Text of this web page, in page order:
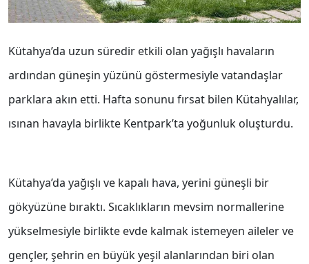
Kütahya’da uzun süredir etkili olan yağışlı havaların
ardından güneşin yüzünü göstermesiyle vatandaşlar
parklara akın etti. Hafta sonunu fırsat bilen Kütahyalılar,
ısınan havayla birlikte Kentpark’ta yoğunluk oluşturdu.
Kütahya’da yağışlı ve kapalı hava, yerini güneşli bir
gökyüzüne bıraktı. Sıcaklıkların mevsim normallerine
yükselmesiyle birlikte evde kalmak istemeyen aileler ve
gençler, şehrin en büyük yeşil alanlarından biri olan